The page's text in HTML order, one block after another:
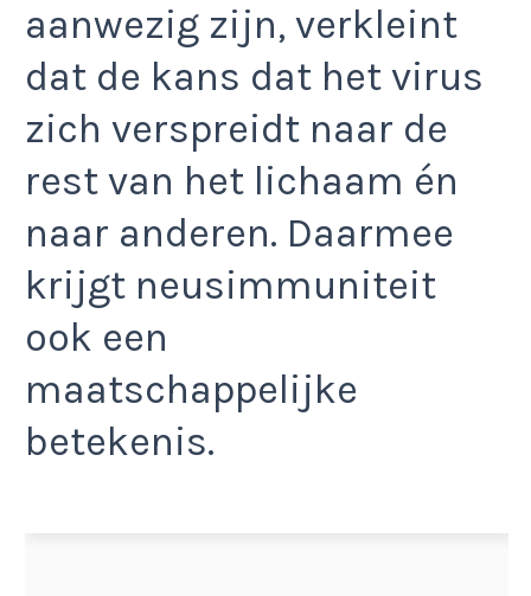
aanwezig zijn, verkleint
dat de kans dat het virus
zich verspreidt naar de
rest van het lichaam én
naar anderen. Daarmee
krijgt neusimmuniteit
ook een
maatschappelijke
betekenis.